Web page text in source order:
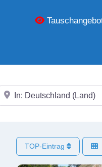
In der Nähe
TOP-Eintrag